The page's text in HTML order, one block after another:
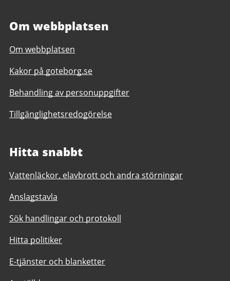
Om webbplatsen
Om webbplatsen
Kakor på goteborg.se
Behandling av personuppgifter
Tillgänglighetsredogörelse
Hitta snabbt
Vattenläckor, elavbrott och andra störningar
Anslagstavla
Sök handlingar och protokoll
Hitta politiker
E-tjänster och blanketter